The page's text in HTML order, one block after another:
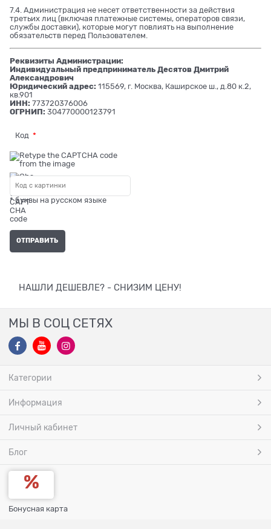
7.4. Администрация не несет ответственности за действия
третьих лиц (включая платежные системы, операторов связи,
службы доставки), которые могут повлиять на выполнение
обязательств перед Пользователем.
Реквизиты Администрации:
Индивидуальный предприниматель Десятов Дмитрий
Александрович
Юридический адрес: 115569, г. Москва, Каширское ш., д.80 к.2,
кв.901
ИНН: 773720376006
ОГРНИП: 304770000123791
Код
* буквы на русском языке
НАШЛИ ДЕШЕВЛЕ? - СНИЗИМ ЦЕНУ!
МЫ В СОЦ СЕТЯХ
Категории
Информация
Личный кабинет
Блог
Бонусная карта